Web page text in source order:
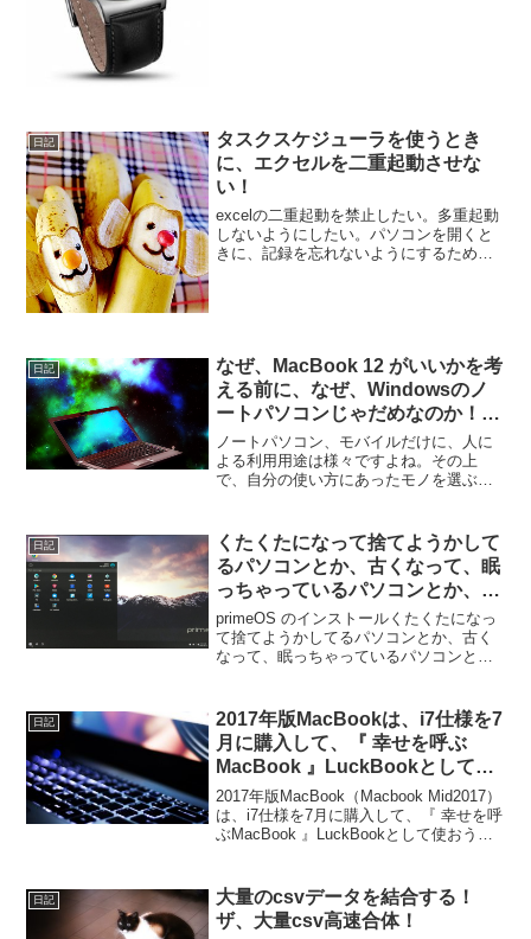
日記
タスクスケジューラを使うとき
に、エクセルを二重起動させな
い！
excelの二重起動を禁止したい。多重起動
しないようにしたい。パソコンを開くと
きに、記録を忘れないようにするため
日記
なぜ、MacBook 12 がいいかを考
える前に、なぜ、Windowsのノ
ートパソコンじゃだめなのか！（
MacBook 12 Mid 2017 ）
ノートパソコン、モバイルだけに、人に
よる利用用途は様々ですよね。その上
で、自分の使い方にあったモノを選ぶ。
のかを再認識しましょう。安い買い物で
もないし、買っても...
日記
くたくたになって捨てようかして
るパソコンとか、古くなって、眠
っちゃっているパソコンとか、そ
んなのあったら試す価値あり！
WindowsパソコンにAndroidを
入れて、どっちも使えるようにす
う！ PrimeOS で古いパソコンは
第2の人生を歩む！あなたの古い
パソコンを、ChromeBook にし
てみる？
primeOS のインストールくたくたになっ
て捨てようかしてるパソコンとか、古く
なって、眠っちゃっているパソコンと
ん、こんなのあったんなら、売ってしま
った ジーン...
日記
2017年版MacBookは、i7仕様を7
月に購入して、『 幸せを呼ぶ
MacBook 』LuckBookとして使
おう！（ MacBook 12 Mid 2017
）
2017年版MacBook（Macbook Mid2017）
は、i7仕様を7月に購入して、『 幸せを呼
ぶMacBook 』LuckBookとして使おう！
日記
大量のcsvデータを結合する！
ザ、大量csv高速合体！